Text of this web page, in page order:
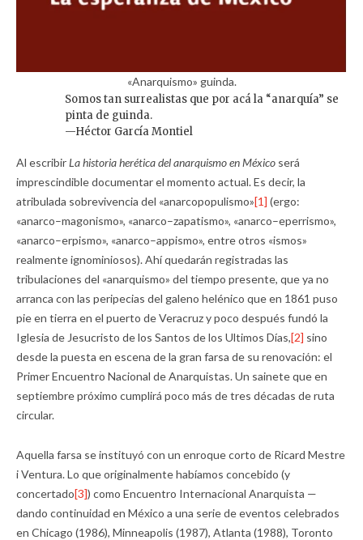
«Anarquismo» guinda.
Somos tan surrealistas que por acá la “anarquía” se
pinta de guinda.
—Héctor García Montiel
Al escribirLa historia herética del anarquismo en México será
imprescindible documentar el momento actual. Es decir, la
atribulada sobrevivencia del «anarcopopulismo»[1] (ergo:
«anarco–magonismo», «anarco–zapatismo», «anarco–eperrismo»,
«anarco–erpismo», «anarco–appismo», entre otros «ismos»
realmente ignominiosos). Ahí quedarán registradas las
tribulaciones del «anarquismo» del tiempo presente, que ya no
arranca con las peripecias del galeno helénico que en 1861 puso
pie en tierra en el puerto de Veracruz y poco después fundó la
Iglesia de Jesucristo de los Santos de los Ultimos Días,[2] sino
desde la puesta en escena de la gran farsa de su renovación: el
Primer Encuentro Nacional de Anarquistas. Un sainete que en
septiembre próximo cumplirá poco más de tres décadas de ruta
circular.
Aquella farsa se instituyó con un enroque corto de Ricard Mestre
i Ventura. Lo que originalmente habíamos concebido (y
concertado[3]) como Encuentro Internacional Anarquista —
dando continuidad en México a una serie de eventos celebrados
en Chicago (1986), Minneapolis (1987), Atlanta (1988), Toronto